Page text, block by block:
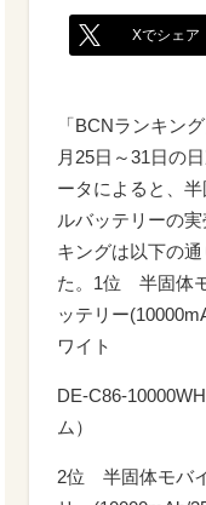
Xでシェア
「BCNランキン
月25日～31日の
ータによると、
ルバッテリーの
キングは以下の通
た。1位 半固体
ッテリー
ワイト
DE-C86-
ム）
2位 半固体モバ